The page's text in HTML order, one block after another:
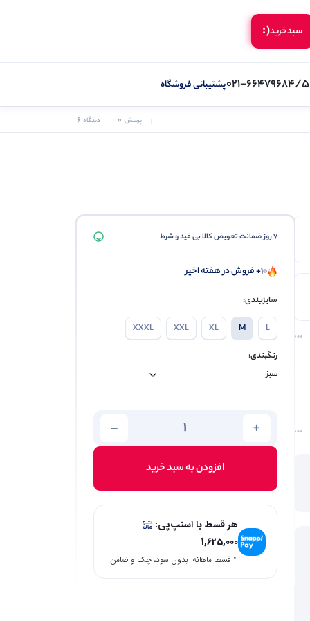
سبد‌خرید(:
021-66479684/5پشتیبانی فروشگاه
پرسش 0 دیدگاه6
7 روز ضمانت تعویض کالا بی قید و شرط
10+ فروش در هفته اخیر
سایزبندی:
L
M
XL
XXL
XXXL
رنگبندی:
افزودن به سبد خرید
هر قسط با اسنپ‌پی:
1,625,000
۴ قسط ماهانه. بدون سود، چک و ضامن.